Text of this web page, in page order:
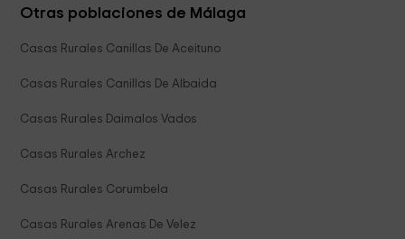
Otras poblaciones de Málaga
Casas Rurales Canillas De Aceituno
Casas Rurales Canillas De Albaida
Casas Rurales Daimalos Vados
Casas Rurales Archez
Casas Rurales Corumbela
Casas Rurales Arenas De Velez